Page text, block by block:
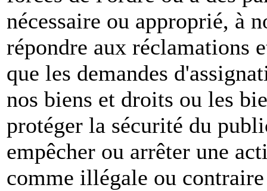
nécessaire ou approprié, à
répondre aux réclamations
que les demandes
nos biens et droits ou les
protéger la sécurité du
empêcher ou arrêter une
comme illégale ou